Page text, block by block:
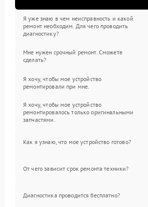
Я уже знаю в чем неисправность и какой
ремонт необходим. Для чего проводить
диагностику?
Мне нужен срочный ремонт. Сможете
сделать?
Я хочу, чтобы мое устройство
ремонтировали при мне.
Я хочу, чтобы мое устройство
ремонтировалось только оригинальными
запчастями.
Как я узнаю, что мое устройство готово?
От чего зависит срок ремонта техники?
Диагностика проводится бесплатно?